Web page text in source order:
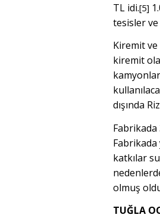
TL idi.[5]
tesisler ve
Kiremit
kiremit
dışında
Fabrikada
katkılar
olmuş
TUĞLA